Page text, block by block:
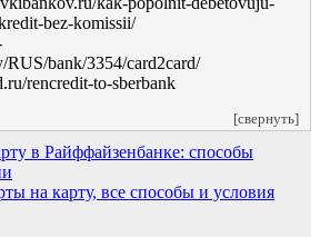
bez-komissii/
RUS/bank/3354/card2card/
rencredit-to-sberbank
[свернуть]
в Райффайзенбанке: способы
на карту, все способы и условия